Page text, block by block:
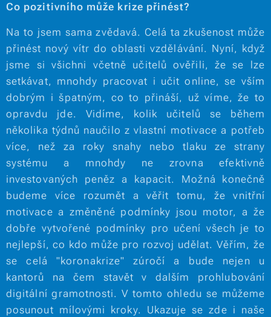
Co pozitivního může krize přinést?
Na to jsem sama zvědavá. Celá ta zkušenost může
přinést nový vítr do oblasti vzdělávání. Nyní, když
jsme si všichni včetně učitelů ověřili, že se lze
setkávat, mnohdy pracovat i učit online, se vším
dobrým i špatným, co to přináší, už víme, že to
opravdu jde. Vidíme, kolik učitelů se během
několika týdnů naučilo z vlastní motivace a potřeb
více, než za roky snahy nebo tlaku ze strany
systému a mnohdy ne zrovna efektivně
investovaných peněz a kapacit. Možná konečně
budeme více rozumět a věřit tomu, že vnitřní
motivace a změněné podmínky jsou motor, a že
dobře vytvořené podmínky pro učení všech je to
nejlepší, co kdo může pro rozvoj udělat. Věřím, že
se celá "koronakrize" zúročí a bude nejen u
kantorů na čem stavět v dalším prohlubování
digitální gramotnosti. V tomto ohledu se můžeme
posunout mílovými kroky. Ukazuje se zde i naše